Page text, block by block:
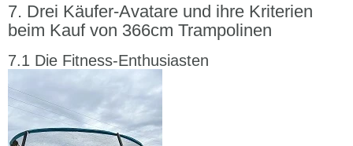
Drei Käufer-Avatare und ihre Kriterien
beim Kauf von 366cm Trampolinen
Die Fitness-Enthusiasten